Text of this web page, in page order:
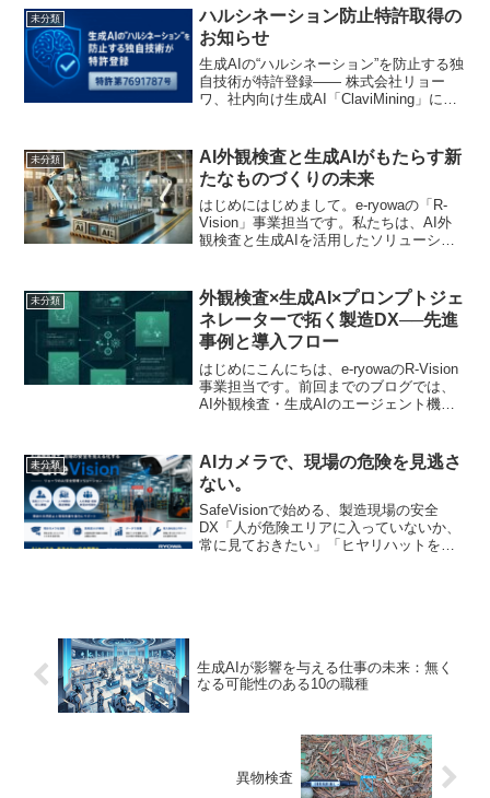
りに動く。決められた座標へ移動する。
決められた工...
未分類
ハルシネーション防止特許取得の
お知らせ
生成AIの“ハルシネーション”を防止する独
自技術が特許登録—— 株式会社リョー
ワ、社内向け生成AI「ClaviMining」に搭
弓）は、生成AIにおいて大きな課題とさ
れ...
未分類
AI外観検査と生成AIがもたらす新
たなものづくりの未来
はじめにはじめまして。e-ryowaの「R-
Vision」事業担当です。私たちは、AI外
観検査と生成AIを活用したソリューショ
います。本ブログでは、R-Visionがど...
未分類
外観検査×生成AI×プロンプトジェ
ネレーターで拓く製造DX──先進
事例と導入フロー
はじめにこんにちは、e-ryowaのR-Vision
事業担当です。前回までのブログでは、
AI外観検査・生成AIのエージェント機
ョンをご紹介しました。今回は、これ...
未分類
AIカメラで、現場の危険を見逃さ
ない。
SafeVisionで始める、製造現場の安全
DX「人が危険エリアに入っていないか、
常に見ておきたい」「ヒヤリハットを減
生成AIが影響を与える仕事の未来：無く
なる可能性のある10の職種
異物検査